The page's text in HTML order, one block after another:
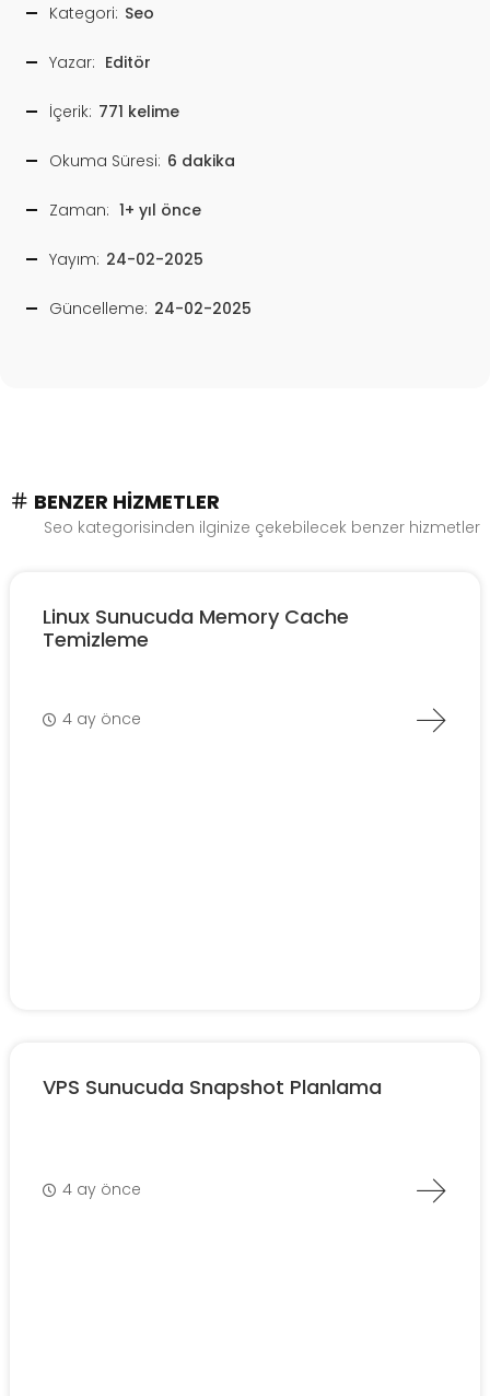
Kategori: Seo
Yazar: Editör
İçerik: 771 kelime
Okuma Süresi: 6 dakika
Zaman: 1+ yıl önce
Yayım: 24-02-2025
Güncelleme: 24-02-2025
BENZER HIZMETLER
Seo kategorisinden ilginize çekebilecek benzer hizmetler
Linux Sunucuda Memory Cache
Temizleme
4 ay önce
VPS Sunucuda Snapshot Planlama
4 ay önce